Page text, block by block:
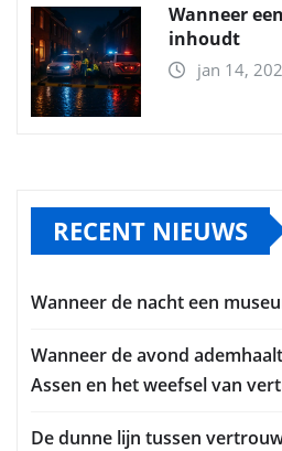
Wanneer
inhoudt
jan 14,
RECENT NIEUWS
Wanneer de nacht een
Wanneer de avond
Assen en het weefsel van
De dunne lijn tussen